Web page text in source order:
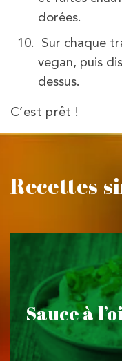
dorées.
Sur chaque
vegan, puis
dessus.
C’est prêt !
Recettes
Sauce à